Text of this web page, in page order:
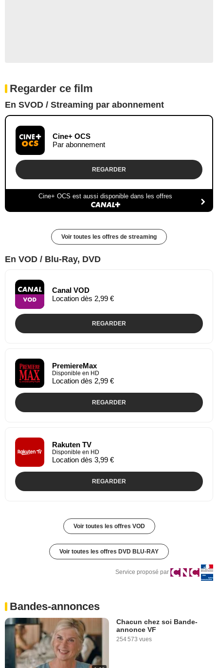
Regarder ce film
En SVOD / Streaming par abonnement
Cine+ OCS
Par abonnement
REGARDER
Cine+ OCS est aussi disponible dans les offres
Voir toutes les offres de streaming
En VOD / Blu-Ray, DVD
Canal VOD
Location dès 2,99 €
REGARDER
PremiereMax
Disponible en HD
Location dès 2,99 €
REGARDER
Rakuten TV
Disponible en HD
Location dès 3,99 €
REGARDER
Voir toutes les offres VOD
Voir toutes les offres DVD BLU-RAY
Service proposé par
Bandes-annonces
Chacun chez soi Bande-
annonce VF
254 573 vues